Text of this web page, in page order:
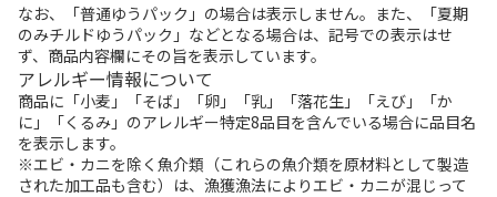
なお、「普通ゆうパック」の場合は表示しません。また、「夏期
のみチルドゆうパック」などとなる場合は、記号での表示はせ
ず、商品内容欄にその旨を表示しています。
アレルギー情報について
商品に「小麦」「そば」「卵」「乳」「落花生」「えび」「か
に」「くるみ」のアレルギー特定8品目を含んでいる場合に品目名
を表示します。
※エビ・カニを除く魚介類（これらの魚介類を原材料として製造
された加工品も含む）は、漁獲漁法によりエビ・カニが混じって